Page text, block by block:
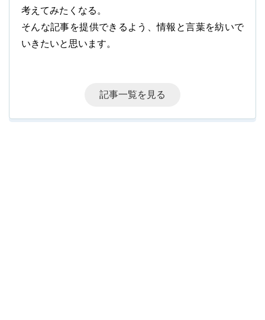
考えてみたくなる。
そんな記事を提供できるよう、情報と言葉を紡いで
いきたいと思います。
記事一覧を見る